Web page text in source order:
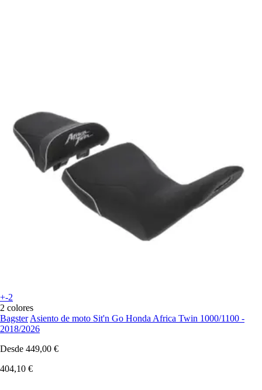
+-2
2 colores
Bagster Asiento de moto Sit'n Go Honda Africa Twin 1000/1100 -
2018/2026
Desde 449,00 €
404,10 €